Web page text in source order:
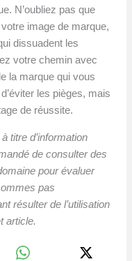
N’oubliez pas que
image de marque,
dissuadent les
votre chemin avec
la marque qui vous
les pièges, mais
de réussite.
titre d’information
de consulter des
pour évaluer
pas
résulter de l’utilisation
article.